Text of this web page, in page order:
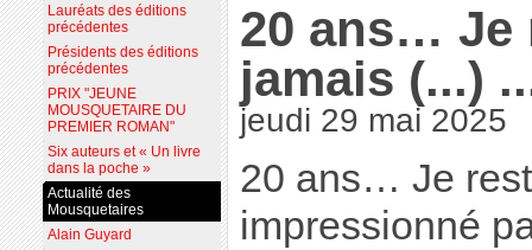
20 ans… Je
jamais (...)
jeudi 29 mai 2025
20 ans… Je
impressionné
Lauréats des éditions
précédentes
Présidents des éditions
précédentes
PRIX "JEUNE
MOUSQUETAIRE DU
PREMIER ROMAN"
Six auteurs et « Un livre
dans la poche »
Actualité des
Mousquetaires
Alain Guyard